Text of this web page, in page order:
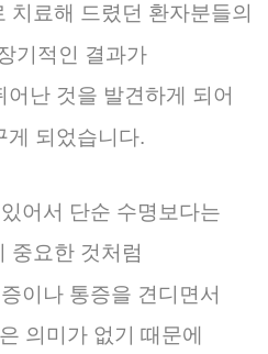
치료해 드렸던 환자분들의
기적인 결과가
어난 것을 발견하게
되어
게 되었습니다.
있어서 단순 수명보다는
중요한 것처럼
이나 통증을 견디면서
의미가 없기
때문에